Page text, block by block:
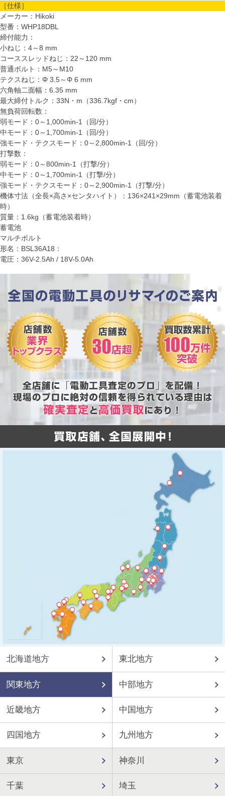
［仕様］
メーカー：Hikoki
型番：WHP18DBL
締付能力：
小ねじ：4～8 mm
コーススレッドねじ：22～120 mm
普通ボルト：M5～M10
テクスねじ：Φ 3.5～Φ 6 mm
六角軸二面幅：6.35 mm
最大締付トルク：33N・m（336.7kgf・cm）
無負荷回転数：
弱モード：0～1,000min-1（回/分）
中モード：0～1,700min-1（回/分）
強モード・テクスモード：0～2,800min-1（回/分）
打撃数：
弱モード：0～800min-1（打撃/分）
中モード：0～1,700min-1（打撃/分）
強モード・テクスモード：0～2,900min-1（打撃/分）
機体寸法（全長×高さ×センタハイト）：136×241×29mm（蓄電池装着
時）
質量：1.6kg（蓄電池装着時）
蓄電池
マルチボルト
形名：BSL36A18：
電圧：36V-2.5Ah / 18V-5.0Ah
北海道地方 東北地方
関東地方 中部地方
近畿地方 中国地方
四国地方 九州地方
東京 神奈川
千葉 埼玉